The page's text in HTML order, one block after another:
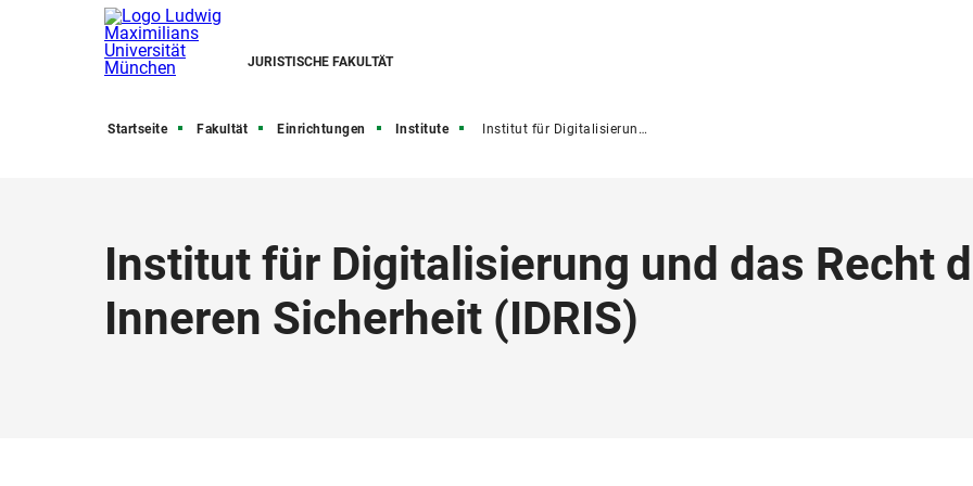
JURISTISCHE FAKULTÄT
Startseite Fakultät Einrichtungen Institute Institut für Digitalisierung und das Recht der Inneren Sicherheit (IDRIS)
Institut für Digitalisierung und das Recht
Inneren Sicherheit (IDRIS)